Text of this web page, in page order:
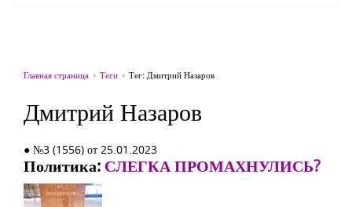
Главная страница Теги Тег: Дмитрий Назаров
Дмитрий Назаров
● №3 (1556) от 25.01.2023
Политика: СЛЕГКА ПРОМАХНУЛИСЬ?